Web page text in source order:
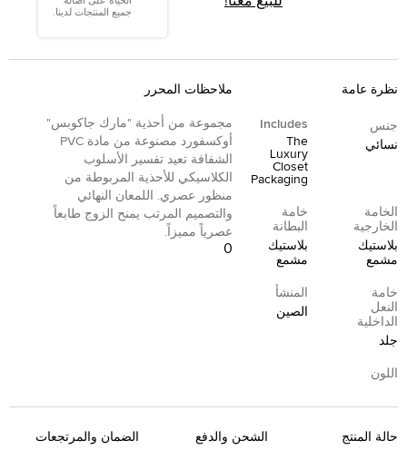
جميع المنتجات لدينا.
نظرة عامة
جنس
نسائي
Includes
The
Luxury
Closet
Packaging
الخامة
الخارجية
بلاستيك
مشمع
خامة
البطانة
بلاستيك
مشمع
خامة
النعل
الداخلية
جلد
المنشأ
الصين
اللون
ملاحظات المحرر
مجموعة من أحذية "مارك جاكوبس"
أوكسفورد مصنوعة من مادة PVC
الشفافة تعيد تفسير الأسلوب
الكلاسيكي للأحذية المربوطة من
منظور عصري. اللمعان النهائي
والتصميم المرتب يمنح الزوج طابعاً
عصرياً مميزاً.
0
حالة المنتج الشحن والدفع الضمان والمرتجعات